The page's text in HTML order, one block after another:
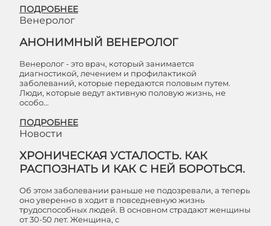
ПОДРОБНЕЕ
Венеролог
АНОНИМНЫЙ ВЕНЕРОЛОГ
Венеролог - это врач, который занимается
диагностикой, лечением и профилактикой
заболеваний, которые передаются половым путем.
Люди, которые ведут активную половую жизнь, не
особо…
ПОДРОБНЕЕ
Новости
ХРОНИЧЕСКАЯ УСТАЛОСТЬ. КАК
РАСПОЗНАТЬ И КАК С НЕЙ БОРОТЬСЯ.
Об этом заболевании раньше не подозревали, а теперь
оно уверенно в ходит в повседневную жизнь
трудоспособных людей. В основном страдают женщины
от 30-50 лет. Женщина, с